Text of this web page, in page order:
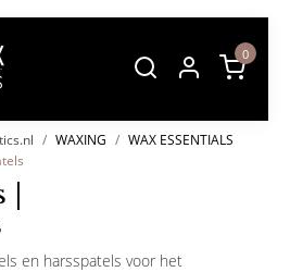
0
WAXING
WAX ESSENTIALS
en harsspatels voor het